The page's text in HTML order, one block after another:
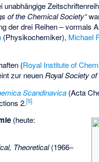
of the Chemical Society“
der drei Reihen – vormals
(Physikochemiker), Michael
(Royal Institute of
zur neuen Royal Society
Scandinavica (Acta
2.[5]
(heute:
Theoretical(1966–